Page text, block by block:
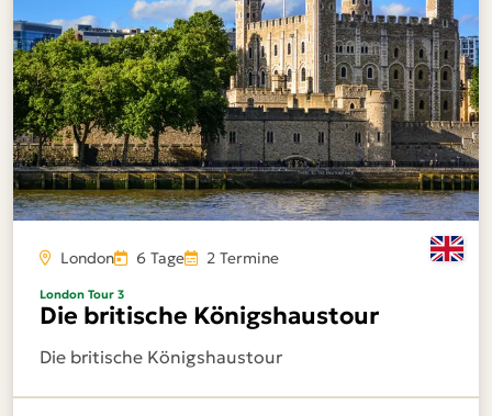
London 6 Tage 2 Termine
London Tour 3
Die britische Königshaustour
Die britische Königshaustour